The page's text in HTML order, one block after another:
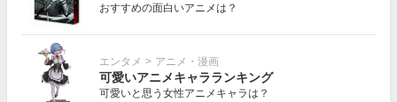
おすすめの面白いアニメは？
エンタメ > アニメ・漫画
可愛いアニメキャラランキング
可愛いと思う女性アニメキャラは？